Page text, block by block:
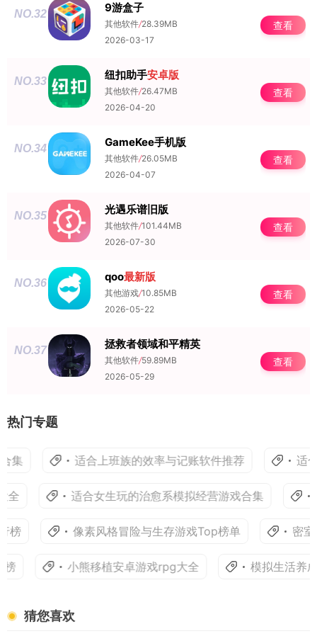
NO.32 9游盒子
其他软件/28.39MB
2026-03-17
查看
NO.33 纽扣助手安卓版
其他软件/26.47MB
2026-04-20
查看
NO.34 GameKee手机版
其他软件/26.05MB
2026-04-07
查看
NO.35 光遇乐谱旧版
其他软件/101.44MB
2026-07-30
查看
NO.36 qoo最新版
其他游戏/10.85MB
2026-05-22
查看
NO.37 拯救者领域和平精英
其他软件/59.89MB
2026-05-29
查看
热门专题
适合上班族的效率与记账软件推荐 适合
适合女生玩的治愈系模拟经营游戏合集 模
像素风格冒险与生存游戏Top榜单 密室逃
小熊移植安卓游戏rpg大全 模拟生活养成
猜您喜欢